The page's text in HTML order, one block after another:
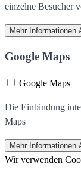
einzelne Besucher
Mehr Informationen
Google Maps
Google Maps
Die Einbindung
Maps
Mehr Informationen
Wir verwenden